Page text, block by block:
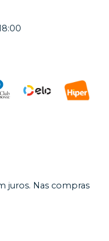
juros. Nas compras